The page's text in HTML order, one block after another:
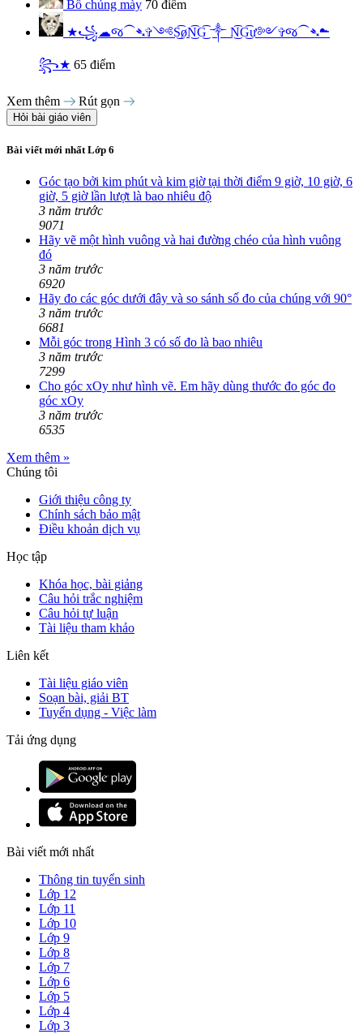
Bố chúng mày 70 điểm
★꧁☁︎જ⁀➴✞༺S͜͡øN͜͡G͜͡ ༒︎ N͜͡G͜͡ư༻✞જ⁀➴☁︎
꧂★ 65 điểm
Xem thêm Rút gọn
Hỏi bài giáo viên
Bài viết mới nhất Lớp 6
Góc tạo bởi kim phút và kim giờ tại thời điểm 9 giờ, 10 giờ, 6
giờ, 5 giờ lần lượt là bao nhiêu độ
3 năm trước
9071
Hãy vẽ một hình vuông và hai đường chéo của hình vuông
đó
3 năm trước
6920
Hãy đo các góc dưới đây và so sánh số đo của chúng với 90°
3 năm trước
6681
Mỗi góc trong Hình 3 có số đo là bao nhiêu
3 năm trước
7299
Cho góc xOy như hình vẽ. Em hãy dùng thước đo góc đo
góc xOy
3 năm trước
6535
Xem thêm »
Chúng tôi
Giới thiệu công ty
Chính sách bảo mật
Điều khoản dịch vụ
Học tập
Khóa học, bài giảng
Câu hỏi trắc nghiệm
Câu hỏi tự luận
Tài liệu tham khảo
Liên kết
Tài liệu giáo viên
Soạn bài, giải BT
Tuyển dụng - Việc làm
Tải ứng dụng
Bài viết mới nhất
Thông tin tuyển sinh
Lớp 12
Lớp 11
Lớp 10
Lớp 9
Lớp 8
Lớp 7
Lớp 6
Lớp 5
Lớp 4
Lớp 3